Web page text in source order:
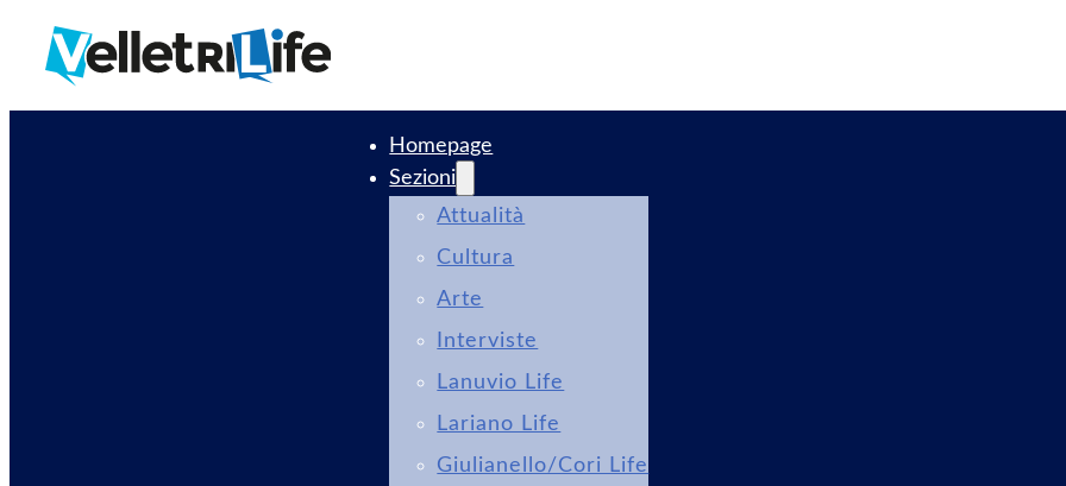
Homepage
Sezioni
Attualità
Cultura
Arte
Interviste
Lanuvio Life
Lariano Life
Giulianello/Cori Life